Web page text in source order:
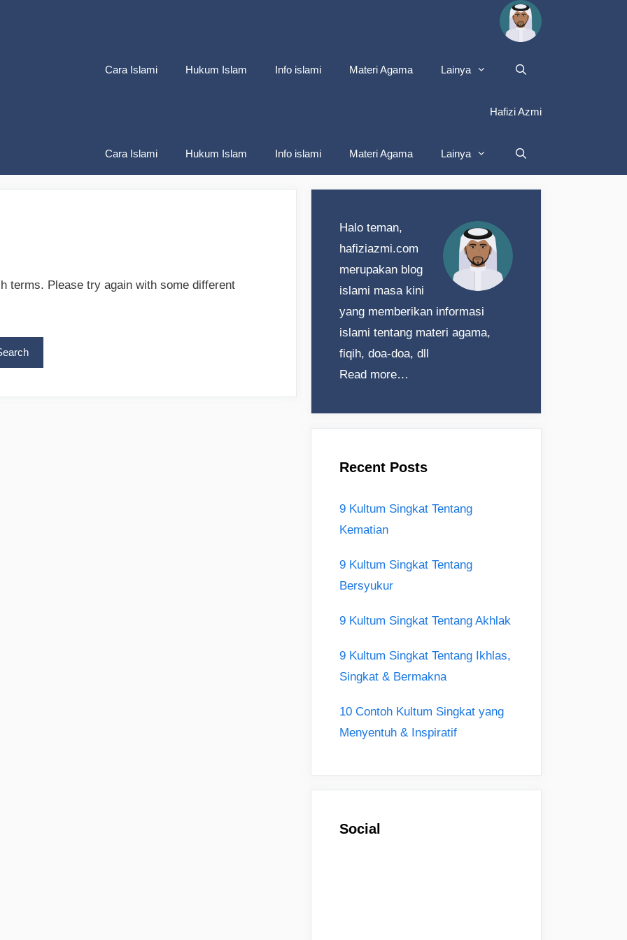
Cara Islami Hukum Islam Info islami Materi Agama Lainya
Hafizi Azmi
Cara Islami Hukum Islam Info islami Materi Agama Lainya
terms. Please try again with some different
Halo teman,
hafiziazmi.com
merupakan blog
islami masa kini
yang memberikan informasi
islami tentang materi agama,
fiqih, doa-doa, dll
Read more…
Recent Posts
9 Kultum Singkat Tentang
Kematian
9 Kultum Singkat Tentang
Bersyukur
9 Kultum Singkat Tentang Akhlak
9 Kultum Singkat Tentang Ikhlas,
Singkat & Bermakna
10 Contoh Kultum Singkat yang
Menyentuh & Inspiratif
Social